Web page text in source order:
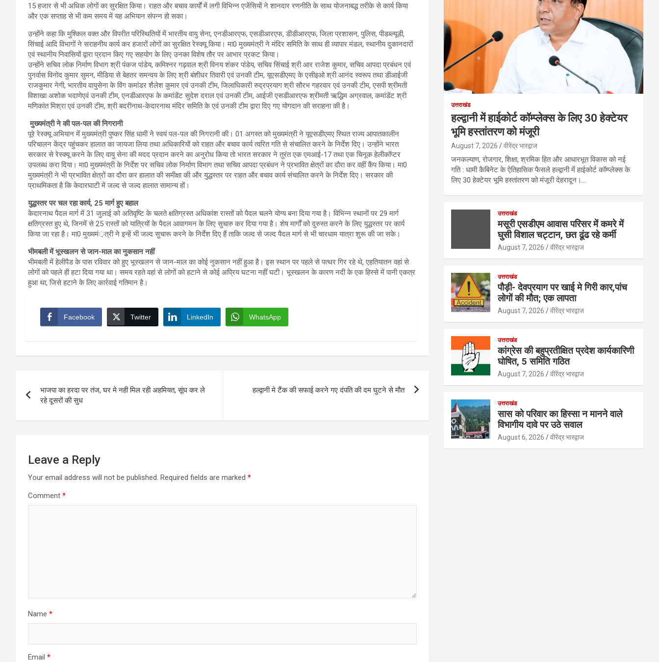
15 हजार से भी अधिक लोगों का सुरक्षित किया। राहत और बचाव कार्यों में लगी विभिन्न एजेंसियों ने शानदार रणनीति के साथ योजनाबद्ध तरीके से कार्य किया
और एक सप्ताह से भी कम समय में यह अभियान संपन्न हो सका।
उन्होंने कहा कि मुश्किल वक्त और विपरीत परिस्थितियों में भारतीय वायु सेना, एनडीआरएफ, एसडीआरएफ, डीडीआरएफ, जिला प्रशासन, पुलिस, पीडब्ल्यूडी,
सिंचाई आदि विभागों ने सराहनीय कार्य कर हजारों लोगों का सुरक्षित रेस्क्यू किया। मा0 मुख्यमंत्री ने मंदिर समिति के साथ ही व्यापार मंडल, स्थानीय दुकानदारों
एवं स्थानीय निवासियों द्वारा प्रदान किए गए सहयोग के लिए उनका विशेष तौर पर आभार प्रकट किया।
उन्होंने सचिव लोक निर्माण विभाग श्री पंकज पांडेय, कमिश्नर गढ़वाल श्री विनय शंकर पांडेय, सचिव सिंचाई श्री आर राजेश कुमार, सचिव आपदा प्रबंधन एवं
पुनर्वास विनोद कुमार सुमन, मीडिया से बेहतर समन्वय के लिए श्री बंशीधर तिवारी एवं उनकी टीम, यूएसडीएमए के एसीइओ श्री आनंद स्वरूप तथा डीआईजी
राजकुमार नेगी, भारतीय वायुसेना के विंग कमांडर शैलेश कुमार एवं उनकी टीम, जिलाधिकारी रुद्रप्रयाग श्री सौरभ गहरवार एवं उनकी टीम, एसपी श्रीमती
विशाखा अशोक भदाणेएवं उनकी टीम, एनडीआरएफ के कमांडेंट सुदेश दराल एवं उनकी टीम, आईजी एसडीआरएफ श्रीमती ऋद्धिम अग्रवाल, कमांडेंट श्री
मणिकांत मिश्रा एवं उनकी टीम, श्री बदरीनाथ-केदारनाथ मंदिर समिति के एवं उनकी टीम द्वारा दिए गए योगदान की सराहना की है।
मुख्यमंत्री ने की पल-पल की निगरानी
पूरे रेस्क्यू अभियान में मुख्यमंत्री पुष्कर सिंह धामी ने स्वयं पल-पल की निगरानी की। 01 अगस्त को मुख्यमंत्री ने यूएसडीएमए स्थित राज्य आपातकालीन
परिचालन केंद्र पहुंचकर हालात का जायजा लिया तथा अधिकारियों को राहत और बचाव कार्य त्वरित गति से संचालित करने के निर्देश दिए। उन्होंने भारत
सरकार से रेस्क्यू करने के लिए वायु सेना की मदद प्रदान करने का अनुरोध किया तो भारत सरकार ने तुरंत एक एमआई-17 तथा एक चिनूक हेलीकॉप्टर
उपलब्ध करा दिया। मा0 मुख्यमंत्री के निर्देश पर सचिव लोक निर्माण विभाग तथा सचिव आपदा प्रबंधन ने प्रभावित क्षेत्रों का दौरा कर वहीं कैंप किया। मा0
मुख्यमंत्री ने भी प्रभावित क्षेत्रों का दौरा कर हालात की समीक्षा की और युद्धस्तर पर राहत और बचाव कार्य संचालित करने के निर्देश दिए। सरकार की
प्राथमिकता है कि केदारघाटी में जल्द से जल्द हालात सामान्य हों।
युद्धस्तर पर चल रहा कार्य, 25 मार्ग हुए बहाल
केदारनाथ पैदल मार्ग में 31 जुलाई को अतिवृष्टि के चलते क्षतिग्रस्त अधिकांश रास्तों को पैदल चलने योग्य बना दिया गया है। विभिन्न स्थानों पर 29 मार्ग
क्षतिग्रस्त हुए थे, जिनमें से 25 रास्तों को यात्रियों के पैदल आवागमन के लिए सुचारु कर दिया गया है। शेष मार्गों को दुरुस्त करने के लिए युद्धस्तर पर कार्य
किया जा रहा है। मा0 मुख्यमं़त्री ने इन्हें भी जल्द सुचारू करने के निर्देश दिए हैं ताकि जल्द से जल्द पैदल मार्ग से भी चारधाम यात्रा शुरू की जा सके।
भीमबली में भूस्खलन से जान-माल का नुकसान नहीं
भीमबली में हेलीपैड के पास रविवार को हुए भूस्खलन से जान-माल का कोई नुकसान नहीं हुआ है। इस स्थान पर पहले से पत्थर गिर रहे थे, एहतियातन वहां से
लोगों को पहले ही हटा दिया गया था। समय रहते वहां से लोगों को हटाने से कोई अप्रिय घटना नहीं घटी। भूस्खलन के कारण नदी के एक हिस्से में पानी एकत्र
हुआ था, जिसे हटाने के लिए कार्रवाई गतिमान है।
Facebook Twitter LinkedIn WhatsApp
navigation
भाजपा का हरदा पर तंज, घर मे नही मिल रही अहमियत, सूंघ कर ले
रहे दूसरों की सुध
हल्द्वानी मे टैंक की सफाई करने गए दंपति की दम घुटने से मौत
Leave a Reply
Your email address will not be published. Required fields are marked *
Comment *
Name *
Email *
उत्तराखंड
हल्द्वानी में हाईकोर्ट कॉम्प्लेक्स के लिए 30 हेक्टेयर
भूमि हस्तांतरण को मंजूरी
August 7, 2026 वीरेंद्र भारद्वाज
जनकल्याण, रोजगार, शिक्षा, श्रमिक हित और आधारभूत विकास को नई
गति : धामी कैबिनेट के ऐतिहासिक फैसले हल्द्वानी में हाईकोर्ट कॉम्प्लेक्स के
लिए 30 हेक्टेयर भूमि हस्तांतरण को मंजूरी देहरादून।…
उत्तराखंड
मसूरी एसडीएम आवास परिसर में कमरे में
घुसी विशाल चट्टान, छत ढूंढ रहे कर्मी
August 7, 2026 वीरेंद्र भारद्वाज
उत्तराखंड
पौड़ी- देवप्रयाग पर खाई मे गिरी कार,पांच
लोगों की मौत; एक लापता
August 7, 2026 वीरेंद्र भारद्वाज
उत्तराखंड
कांग्रेस की बहुप्रतीक्षित प्रदेश कार्यकारिणी
घोषित, 5 समिति गठित
August 7, 2026 वीरेंद्र भारद्वाज
उत्तराखंड
सास को परिवार का हिस्सा न मानने वाले
विभागीय दावे पर उठे सवाल
August 6, 2026 वीरेंद्र भारद्वाज